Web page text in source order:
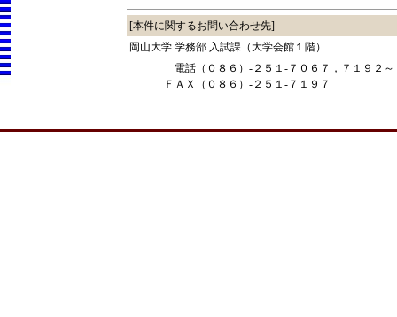
[本件に関するお問い合わせ先]
岡山大学 学務部 入試課（大学会館１階）
電話 （０８６）-２５１-７０６７，７１９２
ＦＡＸ
（０８６）-２５１-７１９７